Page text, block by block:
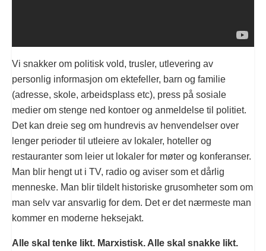
Vi snakker om politisk vold, trusler, utlevering av
personlig informasjon om ektefeller, barn og familie
(adresse, skole, arbeidsplass etc), press på sosiale
medier om stenge ned kontoer og anmeldelse til politiet.
Det kan dreie seg om hundrevis av henvendelser over
lenger perioder til utleiere av lokaler, hoteller og
restauranter som leier ut lokaler for møter og konferanser.
Man blir hengt ut i TV, radio og aviser som et dårlig
menneske. Man blir tildelt historiske grusomheter som om
man selv var ansvarlig for dem. Det er det nærmeste man
kommer en moderne heksejakt.
Alle skal tenke likt. Marxistisk. Alle skal snakke likt.